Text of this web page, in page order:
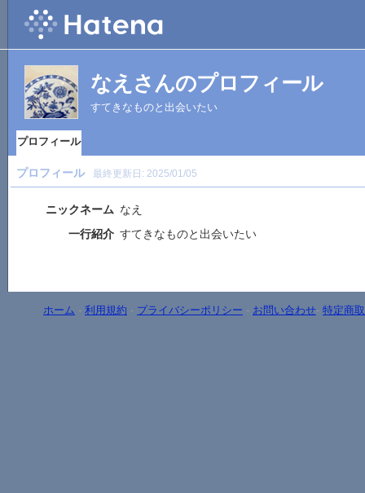
なえさんのプロフィール
すてきなものと出会いたい
プロフィール
プロフィール 最終更新日: 2025/01/05
ニックネーム なえ
一行紹介 すてきなものと出会いたい
ホーム - 利用規約 - プライバシーポリシー - お問い合わせ- 特定商